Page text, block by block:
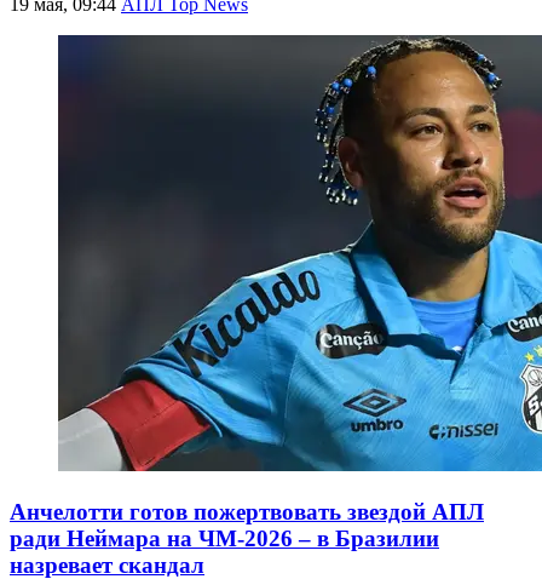
19 мая, 09:44 АПЛ Top News
Анчелотти готов пожертвовать звездой АПЛ
ради Неймара на ЧМ-2026 – в Бразилии
назревает скандал